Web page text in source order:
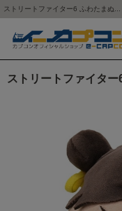
ストリートファイター6 ふわたまぬ...
ストリートファイタ